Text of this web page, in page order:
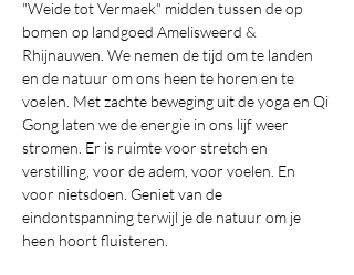
"Weide tot Vermaek" midden tussen de op
bomen op landgoed Amelisweerd &
Rhijnauwen. We nemen de tijd om te landen
en de natuur om ons heen te horen en te
voelen. Met zachte beweging uit de yoga en Qi
Gong laten we de energie in ons lijf weer
stromen. Er is ruimte voor stretch en
verstilling, voor de adem, voor voelen. En
voor nietsdoen. Geniet van de
eindontspanning terwijl je de natuur om je
heen hoort fluisteren.